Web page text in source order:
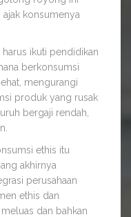
konsumenya
ikuti pendidikan
berkonsumsi
mengurangi
produk yang rusak
bergaji rendah,
ethis itu
akhirnya
perusahaan
ethis dan
dan bahkan